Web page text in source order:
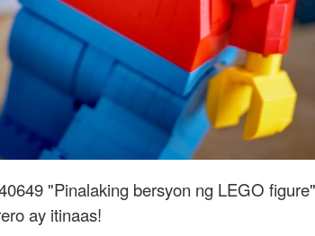
"Pinalaking bersyon ng LEGO
ay itinaas!